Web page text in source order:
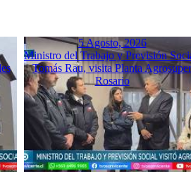
5 Agosto, 2026
Ministro del Trabajo y Previsión
Tomás Rau, visita Planta Agrosuper
Rosario